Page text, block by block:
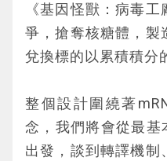
圖三、抗體篩檢：採
若收集兩張「病毒
試劑」，由於病毒
據，所以如果我們有
依照病毒顆粒外層
「套膜病毒」與「無
物質可以分成 單鏈
更進一步，當遺傳物
「正鏈」還是「負鏈
的序列可以直接轉譯
《基因怪獸：病毒
爭，搶奪核糖體，製
兌換標的以累積積分
整個設計圍繞著
念，我們將會從最基
出發，談到轉譯機制